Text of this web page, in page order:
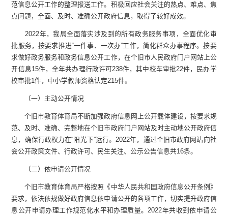
范信息公开工作的整理报送工作。积极回应社会关注的热点、难点、焦
点问题，全面、及时、准确公开政府信息，取得了较好成效。
2022年，我局全面落实涉及到的所有政务服务事项，全面优化审
批服务，按要求推进“一件事、一次办”工作，简化群众办事程序。按要
求做好政务服务和政务信息公开工作，在个旧市人民政府门户网站上公
开信息15件，全年共办理行政许可238件，其中校车审批22件，民办学
校审批1件，中小学教师资格认定215件。
（一）主动公开情况
个旧市教育体育局不断加强政府信息网上公开载体建设，按要求规
范、及时、准确、完整地在个旧市政府门户网站及时主动地公开政府信
息，确保行政权力在“阳光下”运行。2022年，通过个旧市政府网站向社
会公开政策文件、行政许可、民生关注、公示公告信息共16条。
（二）依申请公开情况
个旧市教育体育局严格按照《中华人民共和国政府信息公开条例》
要求，依法依规做好政府信息依申请公开的各项工作，切实提升政府信
息公开申请办理工作规范化水平和办理质量。2022年共收到依申请公